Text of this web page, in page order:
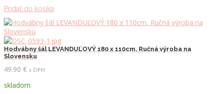
Pridať do košíka
Hodvábny šál LEVANDUĽOVÝ 180 x 110cm, Ručná výroba na
Slovensku
49.90 € s DPH
skladom